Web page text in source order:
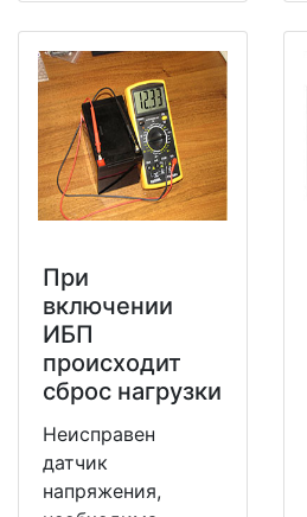
При
включении
ИБП
происходит
сброс нагрузки
Неисправен
датчик
напряжения,